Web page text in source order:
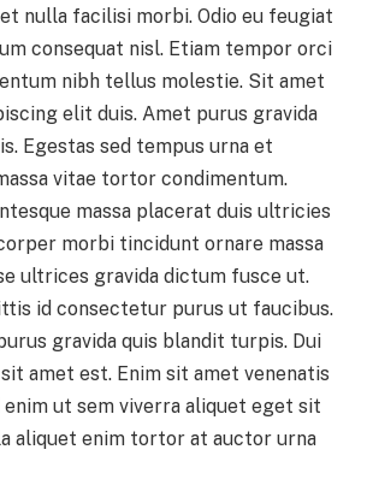
nulla facilisi morbi. Odio eu feugiat
consequat nisl. Etiam tempor orci
nibh tellus molestie. Sit amet
elit duis. Amet purus gravida
Egestas sed tempus urna et
vitae tortor condimentum.
massa placerat duis ultricies
morbi tincidunt ornare massa
ultrices gravida dictum fusce ut.
id consectetur purus ut faucibus.
gravida quis blandit turpis. Dui
amet est. Enim sit amet venenatis
enim ut sem viverra aliquet eget sit
aliquet enim tortor at auctor urna